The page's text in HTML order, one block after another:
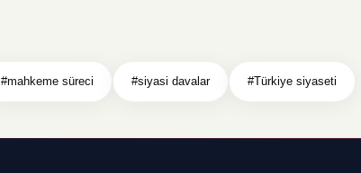
#mahkeme süreci #siyasi davalar #Türkiye siyaseti